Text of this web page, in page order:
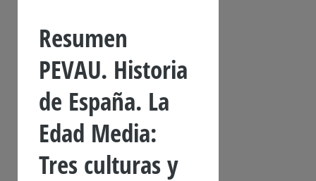
Resumen
PEVAU. Historia
de España. La
Edad Media:
Tres culturas y